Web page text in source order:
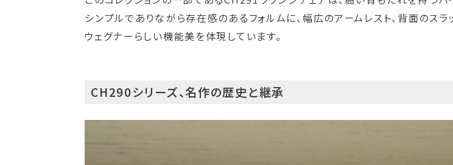
シンプルでありながら存在感のあるフォルムに、幅広のアームレスト、背面のスラ
ウェグナーらしい機能美を体現しています。
CH290シリーズ、名作の歴史と継承